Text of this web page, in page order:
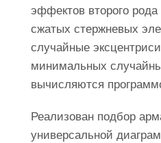
эффектов второго
сжатых стержневых
случайные
минимальных
вычисляются
Реализован подбор
универсальной